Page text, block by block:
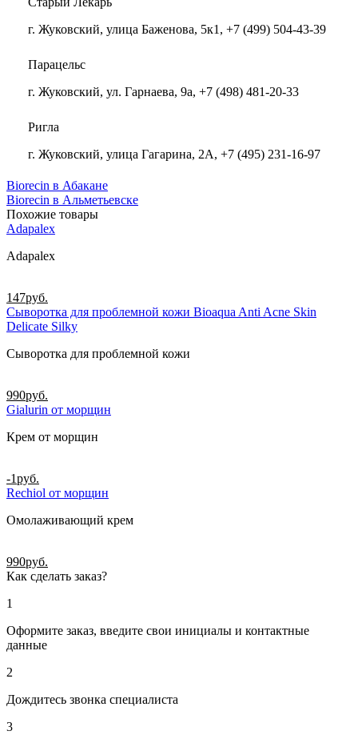
г. Жуковский, улица Баженова, 5к1, +7 (499) 504-43-39
Парацельс
г. Жуковский, ул. Гарнаева, 9а, +7 (498) 481-20-33
Ригла
г. Жуковский, улица Гагарина, 2А, +7 (495) 231-16-97
Biorecin в Абакане
Biorecin в Альметьевске
Похожие товары
Adapalex
Adapalex
147руб.
Сыворотка для проблемной кожи Bioaqua Anti Acne Skin
Delicate Silky
Сыворотка для проблемной кожи
990руб.
Gialurin от морщин
Крем от морщин
-1руб.
Rechiol от морщин
Омолаживающий крем
990руб.
Как сделать заказ?
1
Оформите заказ, введите свои инициалы и контактные
данные
2
Дождитесь звонка специалиста
3